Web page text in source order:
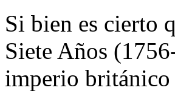
Si bien es cierto
Siete Años
imperio británico